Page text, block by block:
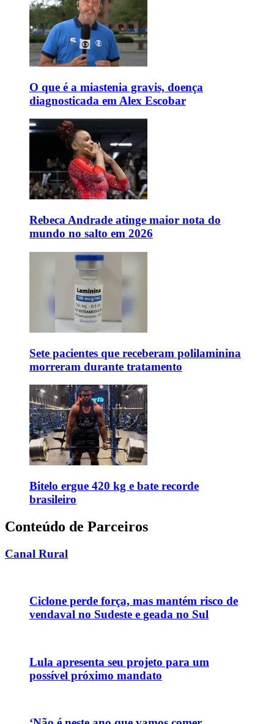
O que é a miastenia gravis, doença
diagnosticada em Alex Escobar
Rebeca Andrade atinge maior nota do
mundo no salto em 2026
Sete pacientes que receberam polilaminina
morreram durante tratamento
Bitelo ergue 420 kg e bate recorde
brasileiro
Conteúdo de Parceiros
Canal Rural
Ciclone perde força, mas mantém risco de
vendaval no Sudeste e geada no Sul
Lula apresenta seu projeto para um
possível próximo mandato